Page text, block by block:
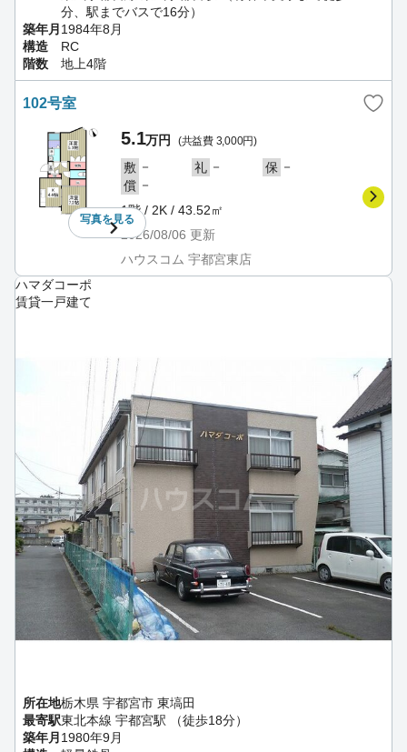
分、駅までバスで16分）
築年月 1984年8月
構造
RC
階数
地上4階
102号室
写真を見る
5.1万円 (共益費 3,000円)
敷 － 礼 － 保 －
償 －
1階 / 2K / 43.52㎡
2026/08/06 更新
ハウスコム 宇都宮東店
ハマダコーポ
賃貸一戸建て
所在地栃木県 宇都宮市 東塙田
最寄駅東北本線 宇都宮駅 （徒歩18分）
築年月 1980年9月